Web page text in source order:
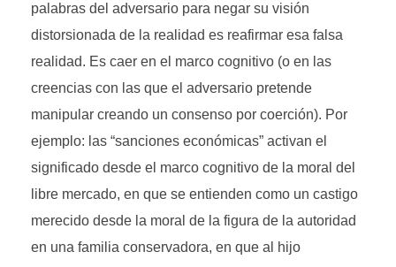
palabras del adversario para negar su visión
distorsionada de la realidad es reafirmar esa falsa
realidad. Es caer en el marco cognitivo (o en las
creencias con las que el adversario pretende
manipular creando un consenso por coerción). Por
ejemplo: las “sanciones económicas” activan el
significado desde el marco cognitivo de la moral del
libre mercado, en que se entienden como un castigo
merecido desde la moral de la figura de la autoridad
en una familia conservadora, en que al hijo